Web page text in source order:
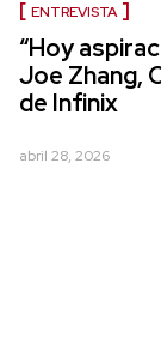
ENTREVISTA
“Hoy
Joe Zhang,
de Infinix
abril 28, 2026